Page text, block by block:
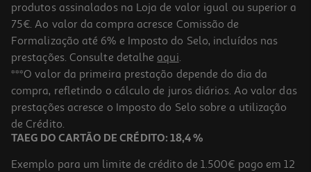
produtos assinalados na Loja de valor igual ou superior a
75€. Ao valor da compra acresce Comissão de
Formalização até 6% e Imposto do Selo, incluídos nas
prestações. Consulte detalhe aqui.
***O valor da primeira prestação depende do dia da
compra, refletindo o cálculo de juros diários. Ao valor das
prestações acresce o Imposto do Selo sobre a utilização
de Crédito.
TAEG DO CARTÃO DE CRÉDITO: 18,4 %
Exemplo para um limite de crédito de 1.500€ pago em 12